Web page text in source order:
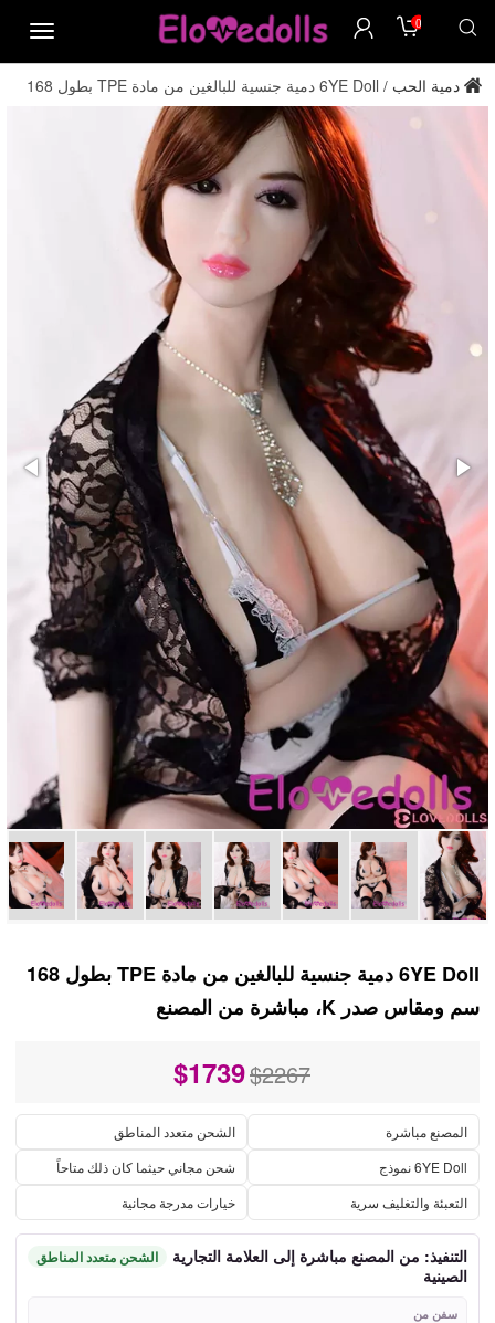
menu
0
دمية الحب /
6YE Doll دمية جنسية للبالغين من مادة TPE بطول 168
سم ومقاس صدر K، مباشرة من المصنع
6YE Doll دمية جنسية للبالغين من مادة TPE بطول 168
سم ومقاس صدر K، مباشرة من المصنع
$2267
$1739
المصنع مباشرة
الشحن متعدد المناطق
6YE Doll نموذج
شحن مجاني حيثما كان ذلك متاحاً
التعبئة والتغليف سرية
خيارات مدرجة مجانية
التنفيذ: من المصنع مباشرة إلى العلامة التجارية
الصينية
الشحن متعدد المناطق
سفن من